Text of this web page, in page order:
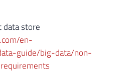
data store
en-
guide/big-data/non-